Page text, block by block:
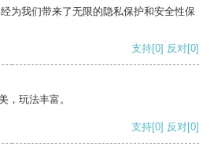
为我们带来了无限的隐私保护和安全性保
支持[0] 反对[0]
，玩法丰富。
支持[0] 反对[0]